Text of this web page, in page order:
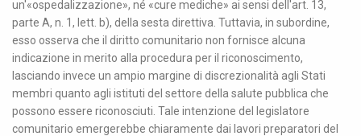
un'«ospedalizzazione», né «cure mediche» ai sensi dell'art. 13,
parte A, n. 1, lett. b), della sesta direttiva. Tuttavia, in subordine,
esso osserva che il diritto comunitario non fornisce alcuna
indicazione in merito alla procedura per il riconoscimento,
lasciando invece un ampio margine di discrezionalità agli Stati
membri quanto agli istituti del settore della salute pubblica che
possono essere riconosciuti. Tale intenzione del legislatore
comunitario emergerebbe chiaramente dai lavori preparatori del